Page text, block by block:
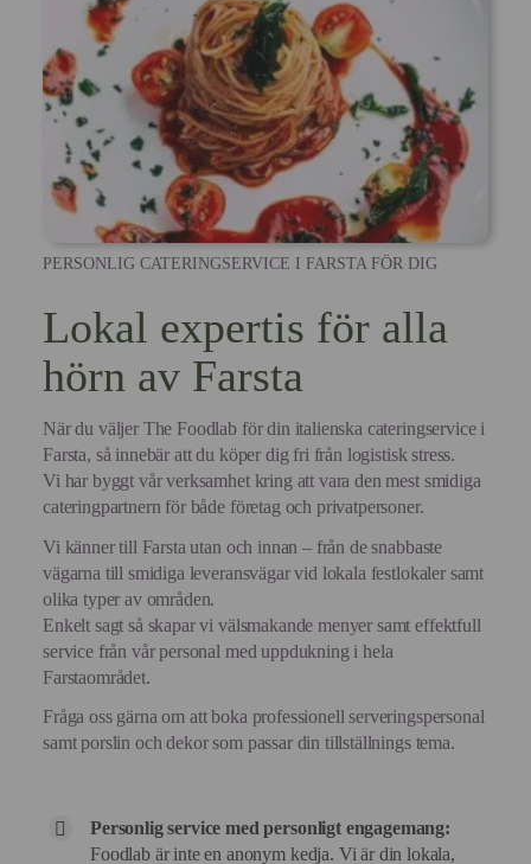
PERSONLIG CATERINGSERVICE I FARSTA FÖR DIG
Lokal expertis för alla
hörn av Farsta
När du väljer The Foodlab för din italienska cateringservice i
Farsta, så innebär att du köper dig fri från logistisk stress.
Vi har byggt vår verksamhet kring att vara den mest smidiga
cateringpartnern för både företag och privatpersoner.
Vi känner till Farsta utan och innan – från de snabbaste
vägarna till smidiga leveransvägar vid lokala festlokaler samt
olika typer av områden.
Enkelt sagt så skapar vi välsmakande menyer samt effektfull
service från vår personal med uppdukning i hela
Farstaområdet.
Fråga oss gärna om att boka professionell serveringspersonal
samt porslin och dekor som passar din tillställnings tema.
Personlig service med personligt engagemang:
Foodlab är inte en anonym kedja. Vi är din lokala,